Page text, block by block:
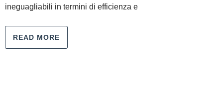
ineguagliabili in termini di efficienza e
READ MORE